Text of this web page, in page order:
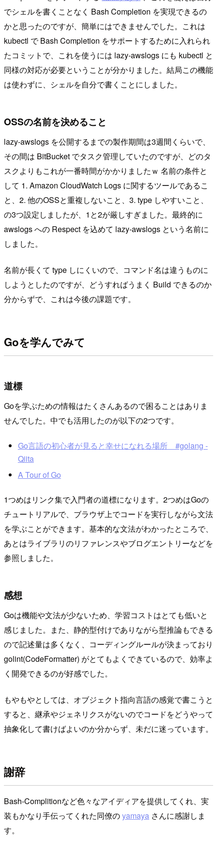
でシェルを書くことなく Bash Completion を実現できるの
かと思ったのですが、簡単にはできませんでした。これは
kubectl で Bash Completion をサポートするために入れられ
たコミットで、これを使うには lazy-awslogs にも kubectl と
同様の対応が必要ということが分かりました。結局この機能
は使わずに、シェルを自分で書くことにしました。
OSSの名前を決めること
lazy-awslogs を公開するまでの製作期間は3週間くらいで、
その間は BitBucket でタスク管理していたのですが、どのタ
スクよりもこれが一番時間がかかりましたｗ 名前の条件と
して 1. Amazon CloudWatch Logs に関するツールであるこ
と、2. 他のOSSと重複しないこと、3. type しやすいこと、
の3つ設定しましたが、1と2が厳しすぎました。最終的に
awslogs への Respect を込めて lazy-awslogs という名前に
しました。
名前が長くて type しにくいので、コマンド名は違うものに
しようとしたのですが、どうすればうまく Build できるのか
分からずで、これは今後の課題です。
Goを学んでみて
道標
Goを学ぶための情報はたくさんあるので困ることはありま
せんでした。中でも活用したのが以下の2つです。
Go言語の初心者が見ると幸せになれる場所 #golang -
Qiita
A Tour of Go
1つめはリンク集で入門者の道標になります。2つめはGoの
チュートリアルで、ブラウザ上でコードを実行しながら文法
を学ぶことができます。基本的な文法がわかったところで、
あとはライブラリのリファレンスやブログエントリーなどを
参照しました。
感想
Goは機能や文法が少ないため、学習コストはとても低いと
感じました。また、静的型付けでありながら型推論もできる
ので記述量は多くなく、コーディングルールが決まっており
golint(CodeFormatter) がとてもよくできているので、効率よ
く開発できるのが好感でした。
もやもやとしては、オブジェクト指向言語の感覚で書こうと
すると、継承やジェネリクスがないのでコードをどうやって
抽象化して書けばよいのか分からず、未だに迷っています。
謝辞
Bash-Complitionなど色々なアイディアを提供してくれ、実
装もかなり手伝ってくれた同僚のyamaya さんに感謝しま
す。